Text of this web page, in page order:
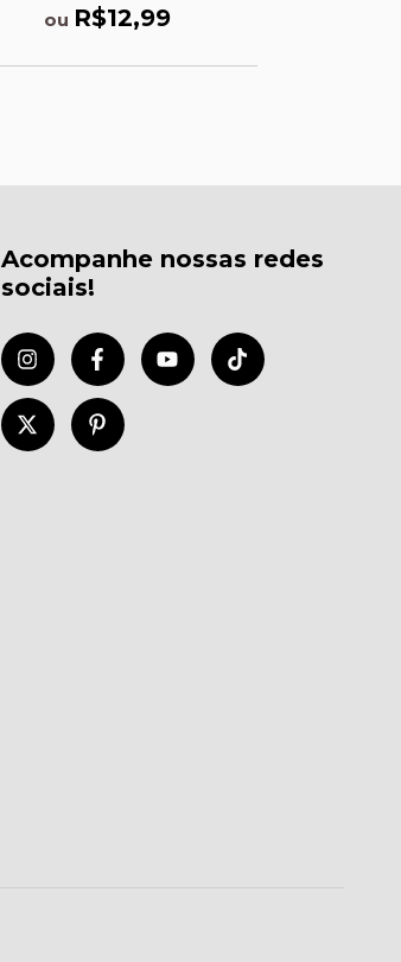
ou R$12,99
Acompanhe nossas redes
sociais!